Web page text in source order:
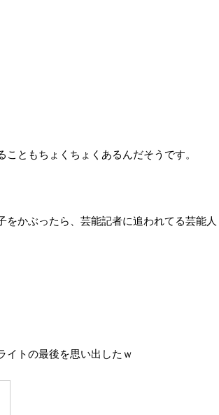
こともちょくちょくあるんだそうです。
をかぶったら、芸能記者に追われてる芸能人
イトの最後を思い出したｗ